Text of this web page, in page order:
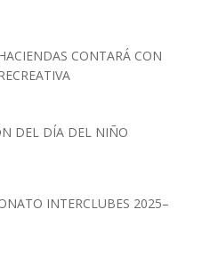
CONTARÁ CON
DEL DÍA DEL NIÑO
INTERCLUBES 2025–